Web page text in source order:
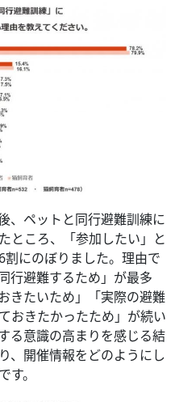
、ペットと同行避難訓練に
ところ、「参加したい」と
にのぼりました。理由で
行避難するため」が最多
きたいため」「実際の避難
おきたかったため」が続い
る意識の高まりを感じる結
、開催情報をどのようにし
。